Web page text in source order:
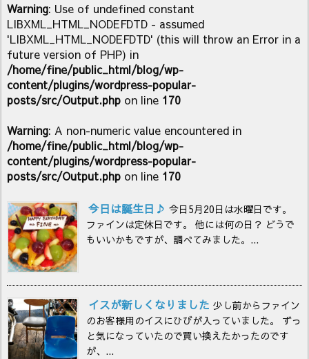
Warning: Use of undefined constant
LIBXML_HTML_NODEFDTD - assumed
'LIBXML_HTML_NODEFDTD' (this will throw an Error in a
future version of PHP) in
/home/fine/public_html/blog/wp-
content/plugins/wordpress-popular-
posts/src/Output.php on line 170
Warning: A non-numeric value encountered in
/home/fine/public_html/blog/wp-
content/plugins/wordpress-popular-
posts/src/Output.php on line 170
今日は誕生日♪ 今日5月20日は水曜日です。
ファインは定休日です。 他には何の日？ どうで
もいいかもですが、調べてみました。...
イスが新しくなりました 少し前からファイン
のお客様用のイスにひびが入っていました。 ずっ
と気になっていたので買い換えたかったのです
が、...